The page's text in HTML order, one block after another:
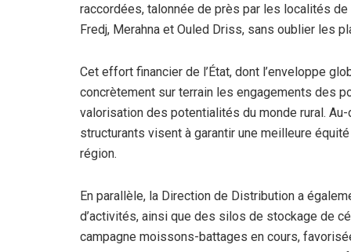
raccordées, talonnée de près par les localités de
Fredj, Merahna et Ouled Driss, sans oublier les
Cet effort financier de l’État, dont l’enveloppe
concrètement sur terrain les engagements des
valorisation des potentialités du monde rural.
structurants visent à garantir une meilleure
région.
En parallèle, la Direction de Distribution a
d’activités, ainsi que des silos de stockage de
campagne moissons-battages en cours,